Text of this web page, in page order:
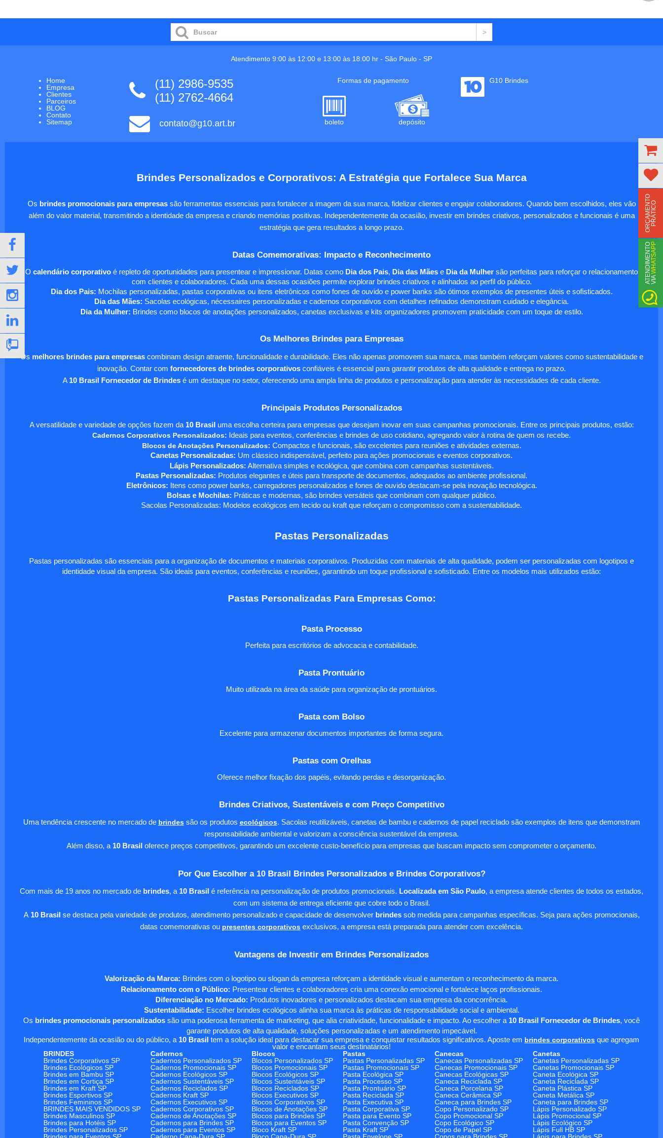
Atendimento 9:00 às 12:00 e 13:00 às 18:00 hr - São Paulo - SP
Home
Empresa
Clientes
Parceiros
BLOG
Contato
Sitemap
(11) 2986-9535
(11) 2762-4664
contato@g10.art.br
Formas de pagamento
boleto depósito
G10 Brindes
Brindes Personalizados e Corporativos: A Estratégia que Fortalece Sua Marca
Os brindes promocionais para empresassão ferramentas essenciais para fortalecer a imagem da sua marca, fidelizar clientes e engajar colaboradores. Quando bem escolhidos, eles vão
além do valor material, transmitindo a identidade da empresa e criando memórias positivas. Independentemente da ocasião, investir em brindes criativos, personalizados e funcionais é uma
estratégia que gera resultados a longo prazo.
Datas Comemorativas: Impacto e Reconhecimento
O calendário corporativo é repleto de oportunidades para presentear e impressionar. Datas como Dia dos Pais, Dia das Mães e Dia da Mulher são perfeitas para reforçar o relacionamento
com clientes e colaboradores. Cada uma dessas ocasiões permite explorar brindes criativos e alinhados ao perfil do público.
Dia dos Pais: Mochilas personalizadas, pastas corporativas ou itens eletrônicos como fones de ouvido e power banks são ótimos exemplos de presentes úteis e sofisticados.
Dia das Mães: Sacolas ecológicas, nécessaires personalizadas e cadernos corporativos com detalhes refinados demonstram cuidado e elegância.
Dia da Mulher: Brindes como blocos de anotações personalizados, canetas exclusivas e kits organizadores promovem praticidade com um toque de estilo.
Os Melhores Brindes para Empresas
Os melhores brindes para empresascombinam design atraente, funcionalidade e durabilidade. Eles não apenas promovem sua marca, mas também reforçam valores como sustentabilidade e
inovação. Contar com fornecedores de brindes corporativos confiáveis é essencial para garantir produtos de alta qualidade e entrega no prazo.
A 10 Brasil Fornecedor de Brindesé um destaque no setor, oferecendo uma ampla linha de produtos e personalização para atender às necessidades de cada cliente.
Principais Produtos Personalizados
A versatilidade e variedade de opções fazem da 10 Brasil uma escolha certeira para empresas que desejam inovar em suas campanhas promocionais. Entre os principais produtos, estão:
Cadernos Corporativos Personalizados: Ideais para eventos, conferências e brindes de uso cotidiano, agregando valor à rotina de quem os recebe.
Blocos de Anotações Personalizados: Compactos e funcionais, são excelentes para reuniões e atividades externas.
Canetas Personalizadas: Um clássico indispensável, perfeito para ações promocionais e eventos corporativos.
Lápis Personalizados: Alternativa simples e ecológica, que combina com campanhas sustentáveis.
Pastas Personalizadas: Produtos elegantes e úteis para transporte de documentos, adequados ao ambiente profissional.
Eletrônicos: Itens como power banks, carregadores personalizados e fones de ouvido destacam-se pela inovação tecnológica.
Bolsas e Mochilas: Práticas e modernas, são brindes versáteis que combinam com qualquer público.
Sacolas Personalizadas: Modelos ecológicos em tecido ou kraft que reforçam o compromisso com a sustentabilidade.
Pastas Personalizadas
Pastas personalizadas são essenciais para a organização de documentos e materiais corporativos. Produzidas com materiais de alta qualidade, podem ser personalizadas com logotipos e
identidade visual da empresa. São ideais para eventos, conferências e reuniões, garantindo um toque profissional e sofisticado. Entre os modelos mais utilizados estão:
Pastas Personalizadas Para Empresas Como:
Pasta Processo
Perfeita para escritórios de advocacia e contabilidade.
Pasta Prontuário
Muito utilizada na área da saúde para organização de prontuários.
Pasta com Bolso
Excelente para armazenar documentos importantes de forma segura.
Pastas com Orelhas
Oferece melhor fixação dos papéis, evitando perdas e desorganização.
Brindes Criativos, Sustentáveis e com Preço Competitivo
Uma tendência crescente no mercado de brindessão os produtos ecológicos. Sacolas reutilizáveis, canetas de bambu e cadernos de papel reciclado são exemplos de itens que demonstram
responsabilidade ambiental e valorizam a consciência sustentável da empresa.
Além disso, a 10 Brasil oferece preços competitivos, garantindo um excelente custo-benefício para empresas que buscam impacto sem comprometer o orçamento.
Por Que Escolher a 10 Brasil Brindes Personalizados e Brindes Corporativos?
Com mais de 19 anos no mercado de brindes, a 10 Brasil é referência na personalização de produtos promocionais. Localizada em São Paulo, a empresa atende clientes de todos os estados,
com um sistema de entrega eficiente que cobre todo o Brasil.
A10 Brasil se destaca pela variedade de produtos, atendimento personalizado e capacidade de desenvolver brindessob medida para campanhas específicas. Seja para ações promocionais,
datas comemorativas ou presentes corporativos exclusivos, a empresa está preparada para atender com excelência.
Vantagens de Investir em Brindes Personalizados
Valorização da Marca: Brindes com o logotipo ou slogan da empresa reforçam a identidade visual e aumentam o reconhecimento da marca.
Relacionamento com o Público: Presentear clientes e colaboradores cria uma conexão emocional e fortalece laços profissionais.
Diferenciação no Mercado: Produtos inovadores e personalizados destacam sua empresa da concorrência.
Sustentabilidade: Escolher brindes ecológicos alinha sua marca às práticas de responsabilidade social e ambiental.
Os brindes promocionais personalizados são uma poderosa ferramenta de marketing, que alia criatividade, funcionalidade e impacto. Ao escolher a 10 Brasil Fornecedor de Brindes, você
garante produtos de alta qualidade, soluções personalizadas e um atendimento impecável.
Independentemente da ocasião ou do público, a 10 Brasil tem a solução ideal para destacar sua empresa e conquistar resultados significativos. Aposte em brindes corporativos que agregam
valor e encantam seus destinatários!
BRINDES
Cadernos Blocos Pastas Canecas
Canetas
Brindes Corporativos SP
Cadernos Personalizados SP Blocos Personalizados SP Pastas Personalizadas SP Canecas Personalizadas SP
Canetas Personalizadas SP
Brindes Ecológicos SP
Cadernos Promocionais SP Blocos Promocionais SP Pastas Promocionais SP Canecas Promocionais SP
Canetas Promocionais SP
Brindes em Bambu SP
Cadernos Ecológicos SP Blocos Ecológicos SP Pasta Ecológica SP Canecas Ecológicas SP
Caneta Ecológica SP
Brindes em Cortiça SP
Cadernos Sustentáveis SP Blocos Sustentáveis SP Pasta Processo SP Caneca Reciclada SP
Caneta Reciclada SP
Brindes em Kraft SP
Cadernos Reciclados SP Blocos Reciclados SP Pasta Prontuário SP Caneca Porcelana SP
Caneta Plástica SP
Brindes Esportivos SP
Cadernos Kraft SP Blocos Executivos SP Pasta Reciclada SP Caneca Cerâmica SP
Caneta Metálica SP
Brindes Femininos SP
Cadernos Executivos SP Blocos Corporativos SP Pasta Executiva SP Caneca para Brindes SP
Caneta para Brindes SP
BRINDES MAIS VENDIDOS SP
Cadernos Corporativos SP Blocos de Anotações SP Pasta Corporativa SP Copo Personalizado SP
Lápis Personalizado SP
Brindes Masculinos SP
Cadernos de Anotações SP Blocos para Brindes SP Pasta para Evento SP Copo Promocional SP
Lápis Promocional SP
Brindes para Hotéis SP
Cadernos para Brindes SP Blocos para Eventos SP Pasta Convenção SP Copo Ecológico SP
Lápis Ecológico SP
Brindes Personalizados SP
Cadernos para Eventos SP Bloco Kraft SP Pasta Kraft SP Copo de Papel SP
Lápis Full HB SP
O
R
Ç
A
M
E
N
T
O
P
R
Á
T
I
CO
A
TE
N
D
I
M
E
N
T
O
V
I
AWHATSAPP